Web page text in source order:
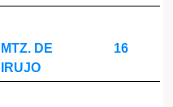
MTZ. DE
IRUJO
16